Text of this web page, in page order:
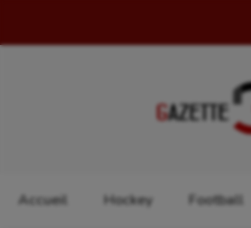
Accueil Hockey Football